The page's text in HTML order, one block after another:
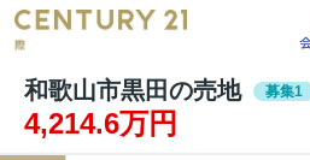
和歌山市黒田の売地 募集1
4,214.6万円